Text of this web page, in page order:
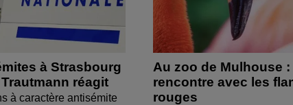
à Strasbourg
réagit
à caractère antisémite
Au zoo de Mulhouse :
rencontre avec les
rouges